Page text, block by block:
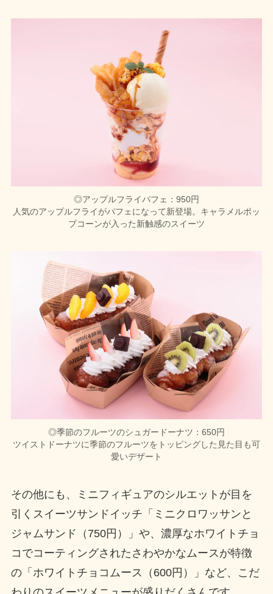
◎アップルフライパフェ：950円
人気のアップルフライがパフェになって新登場。キャラメルポッ
プコーンが入った新触感のスイーツ
◎季節のフルーツのシュガードーナツ：650円
ツイストドーナツに季節のフルーツをトッピングした見た目も可
愛いデザート
その他にも、ミニフィギュアのシルエットが目を
引くスイーツサンドイッチ「ミニクロワッサンと
ジャムサンド（750円）」や、濃厚なホワイトチョ
コでコーティングされたさわやかなムースが特徴
の「ホワイトチョコムース（600円）」など、こだ